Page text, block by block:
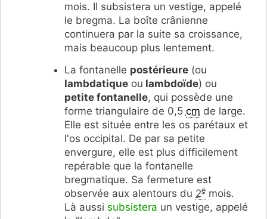
mois. Il subsistera un vestige, appelé
le bregma. La boîte crânienne
continuera par la suite sa croissance,
mais beaucoup plus lentement.
La fontanelle postérieure(ou
lambdatiqueou lambdoïde) ou
petite fontanelle, qui possède une
forme triangulaire de 0,5 cm de large.
Elle est située entre les os parétaux et
l'os occipital. De par sa petite
envergure, elle est plus difficilement
repérable que la fontanelle
bregmatique. Sa fermeture est
observée aux alentours du 2emois.
Là aussi subsistera un vestige, appelé